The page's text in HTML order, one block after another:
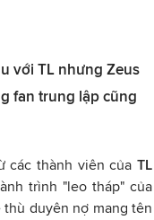
với TL nhưng Zeus
fan trung lập cũng
các thành viên của TL
trình "leo tháp" của
duyên nợ mang tên